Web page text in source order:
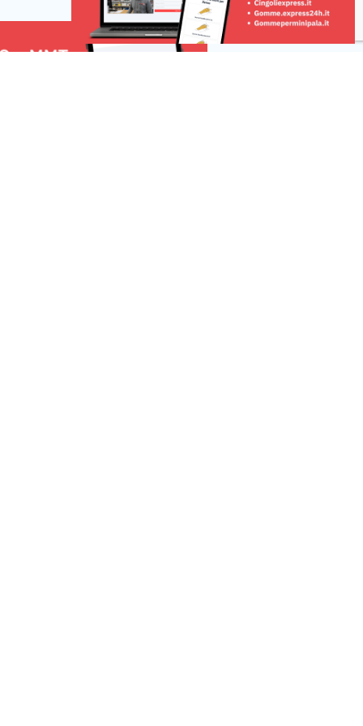
[…]
complessiva vicina […]